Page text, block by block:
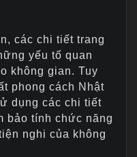
các chi tiết trang
yếu tố quan
không gian. Tuy
phong cách Nhật
dụng các chi tiết
bảo tính chức năng
nghi của không